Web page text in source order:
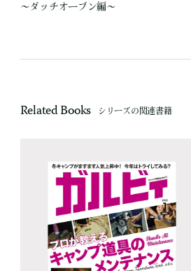
～ダッチオーブン編～
Related Books シリーズの関連書籍